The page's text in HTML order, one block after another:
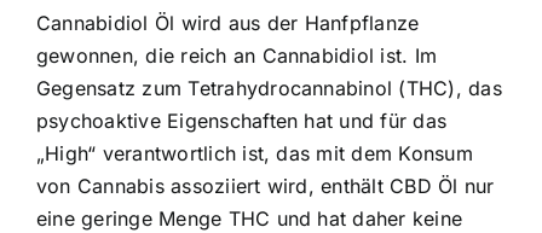
Cannabidiol Öl wird aus der Hanfpflanze
gewonnen, die reich an Cannabidiol ist. Im
Gegensatz zum Tetrahydrocannabinol (THC), das
psychoaktive Eigenschaften hat und für das
„High“ verantwortlich ist, das mit dem Konsum
von Cannabis assoziiert wird, enthält CBD Öl nur
eine geringe Menge THC und hat daher keine